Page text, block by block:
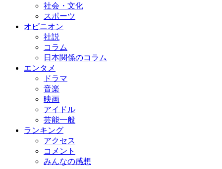
社会・文化
スポーツ
オピニオン
社説
コラム
日本関係のコラム
エンタメ
ドラマ
音楽
映画
アイドル
芸能一般
ランキング
アクセス
コメント
みんなの感想